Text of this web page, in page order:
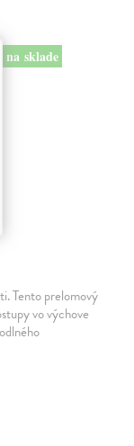
na sklade
Tento prelomový
vo výchove